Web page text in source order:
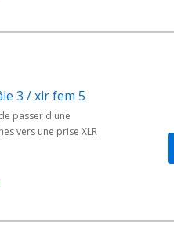
3 / xlr fem 5
passer d'une
vers une prise XLR